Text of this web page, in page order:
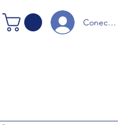
Conectare